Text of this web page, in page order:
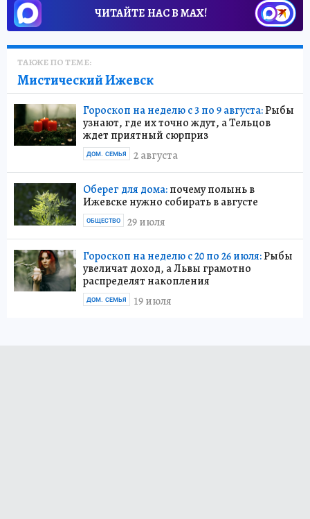
ЧИТАЙТЕ НАС В МАХ!
ТАКЖЕ ПО ТЕМЕ:
Мистический Ижевск
Гороскоп на неделю с 3 по 9 августа:Рыбы
узнают, где их точно ждут, а Тельцов
ждет приятный сюрприз
2 августа
ДОМ. СЕМЬЯ
Оберег для дома:почему полынь в
Ижевске нужно собирать в августе
29 июля
ОБЩЕСТВО
Гороскоп на неделю с 20 по 26 июля:Рыбы
увеличат доход, а Львы грамотно
распределят накопления
19 июля
ДОМ. СЕМЬЯ